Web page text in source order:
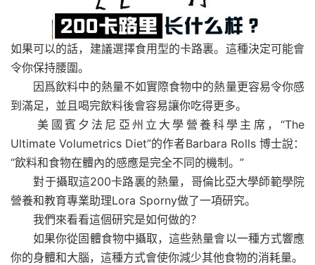
如果可以的話，建議選擇食用型的卡路裏。這種決定可能會
令你保持腰圍。
因爲飲料中的熱量不如實際食物中的熱量更容易令你感
到滿足，並且喝完飲料後會容易讓你吃得更多。
美國賓夕法尼亞州立大學營養科學主席，“The
Ultimate Volumetrics Diet”的作者Barbara Rolls 博士說：
“飲料和食物在體內的感應是完全不同的機制。”
對于攝取這200卡路裏的熱量，哥倫比亞大學師範學院
營養和教育專業助理Lora Sporny做了一項研究。
我們來看看這個研究是如何做的？
如果你從固體食物中攝取，這些熱量會以一種方式響應
你的身體和大腦，這種方式會使你減少其他食物的消耗量。